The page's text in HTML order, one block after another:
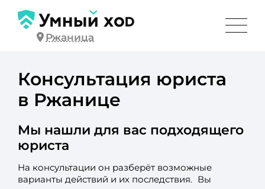
Ржаница
Консультация юриста
в Ржанице
Мы нашли для вас подходящего
юриста
На консультации он разберёт возможные
варианты действий и их последствия. Вы